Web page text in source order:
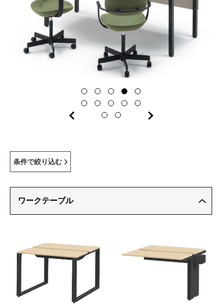
条件で絞り込む
ワークテーブル